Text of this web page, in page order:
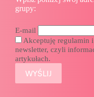
grupy:
E-mail
Akceptuję regulamin
newsletter, czyli
artykułach.